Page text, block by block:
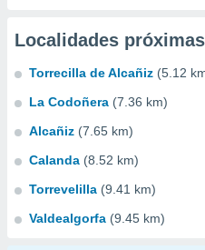
Localidades próximas
Torrecilla de Alcañiz (5.12
La Codoñera (7.36 km)
Alcañiz (7.65 km)
Calanda (8.52 km)
Torrevelilla (9.41 km)
Valdealgorfa (9.45 km)